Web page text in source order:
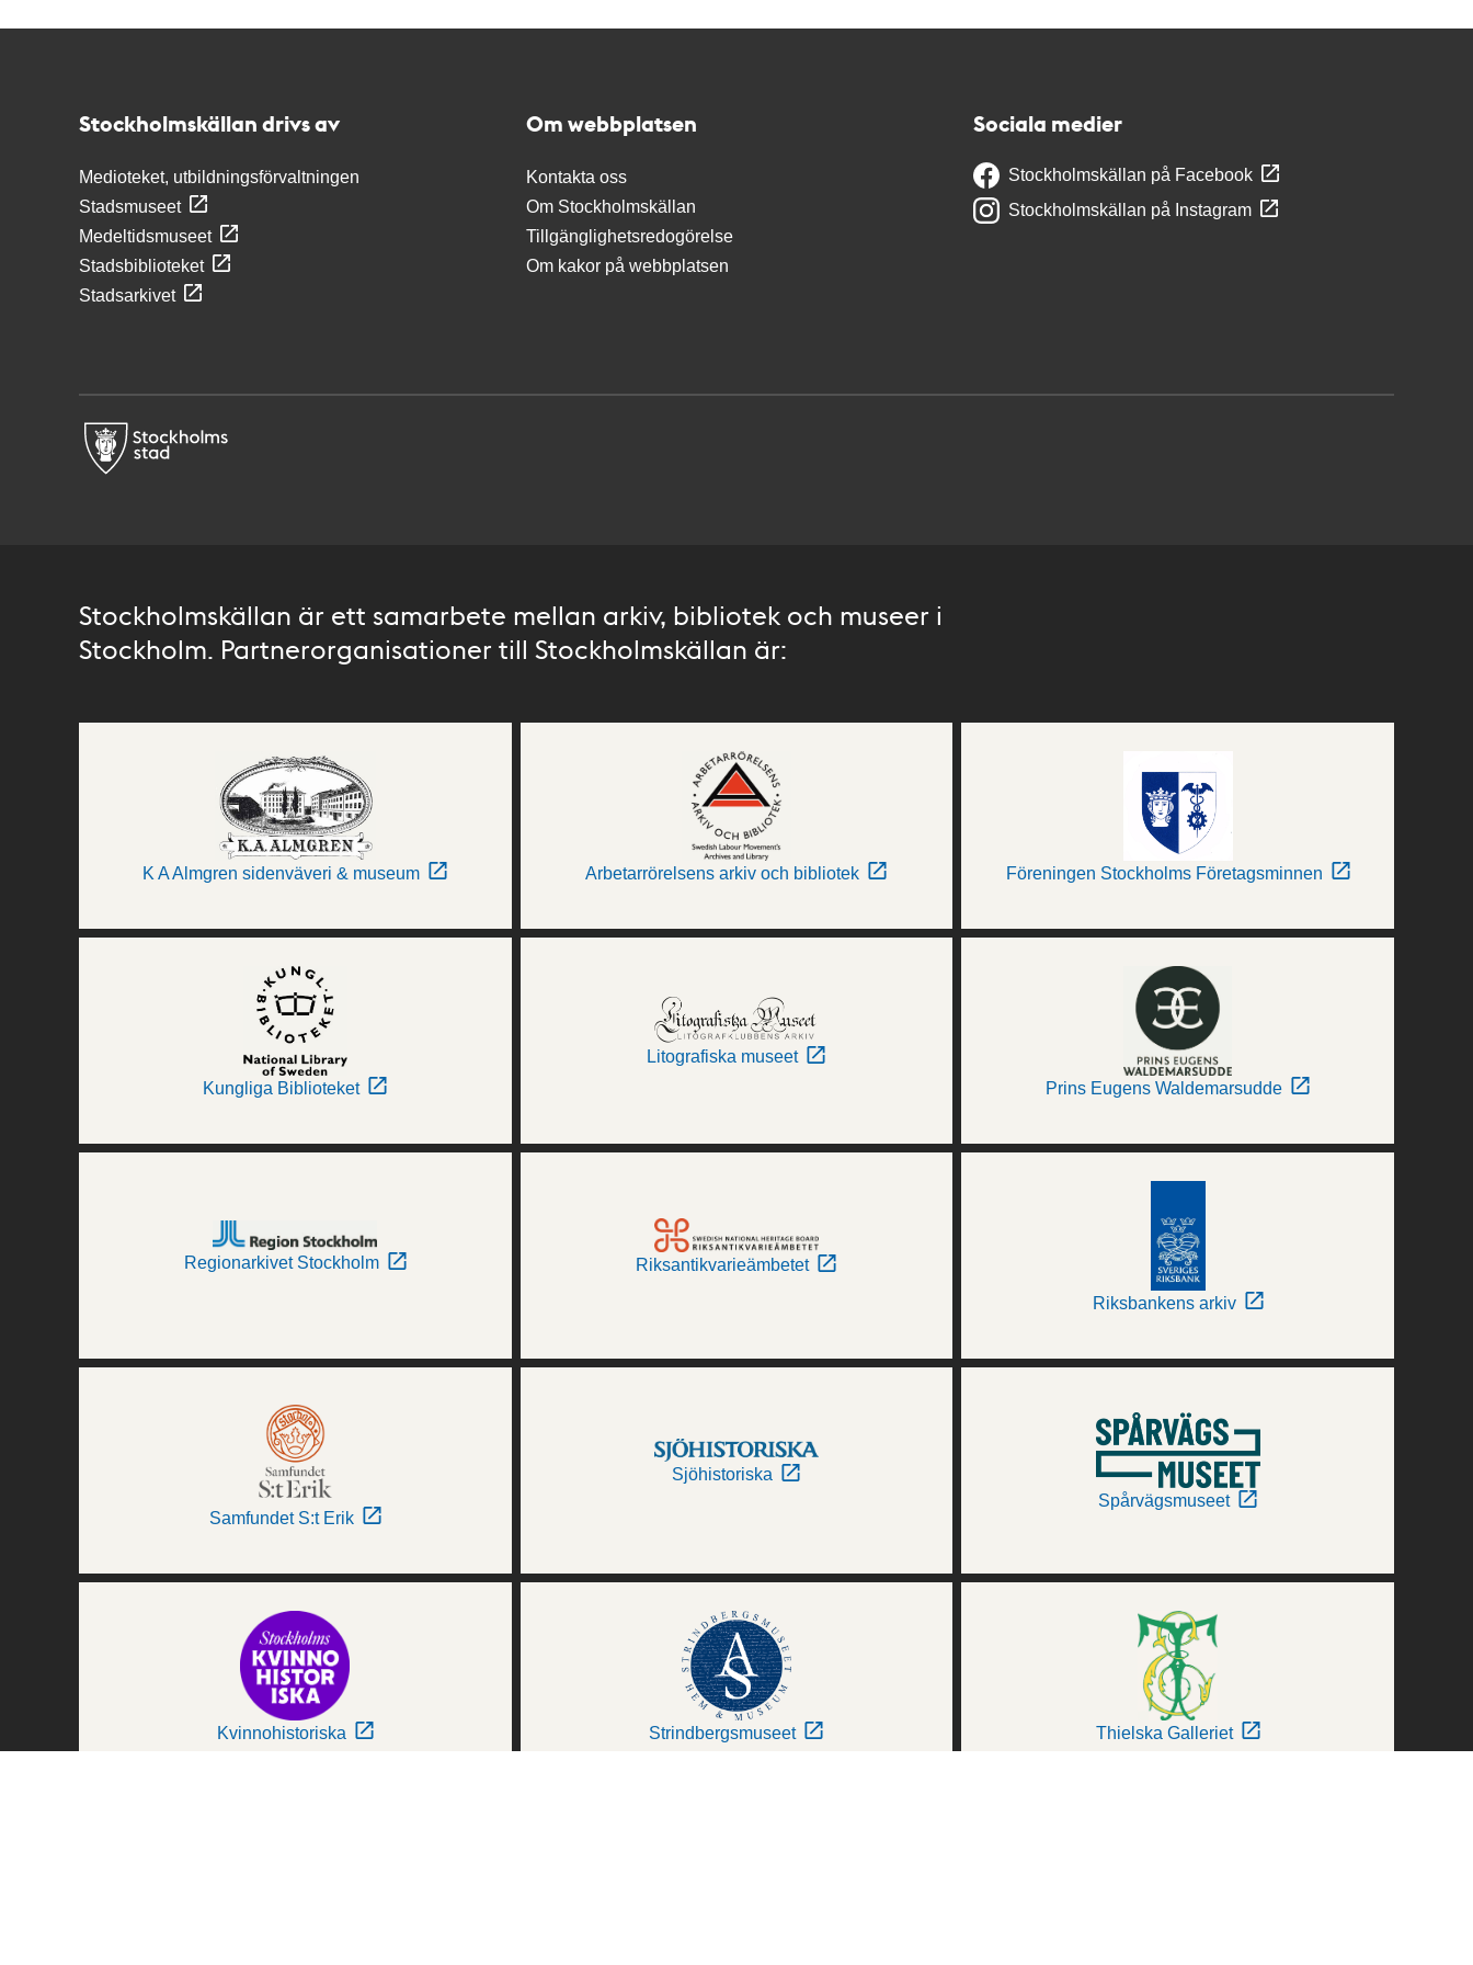
Stockholmskällan drivs av
Medioteket, utbildningsförvaltningen
Stadsmuseet
Medeltidsmuseet
Stadsbiblioteket
Stadsarkivet
Om webbplatsen
Kontakta oss
Om Stockholmskällan
Tillgänglighetsredogörelse
Om kakor på webbplatsen
Sociala medier
Stockholmskällan på Facebook
Stockholmskällan på Instagram
Stockholmskällan är ett samarbete mellan arkiv, bibliotek och museer i
Stockholm. Partnerorganisationer till Stockholmskällan är:
K A Almgren sidenväveri & museum Arbetarrörelsens arkiv och bibliotek Föreningen Stockholms Företagsminnen
Kungliga Biblioteket
Litografiska museet
Prins Eugens Waldemarsudde
Regionarkivet Stockholm Riksantikvarieämbetet
Riksbankens arkiv
Samfundet S:t Erik
Sjöhistoriska
Spårvägsmuseet
Kvinnohistoriska Strindbergsmuseet Thielska Galleriet